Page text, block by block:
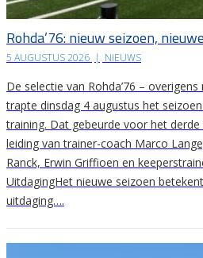
Rohda’76: nieuw seizoen,
5 AUGUSTUS 2026 | NIEUWS
De selectie van Rohda’76 –
trapte dinsdag 4 augustus het
training. Dat gebeurde voor het
leiding van trainer-coach Marco
Ranck, Erwin Griffioen en
UitdagingHet nieuwe seizoen
uitdaging….